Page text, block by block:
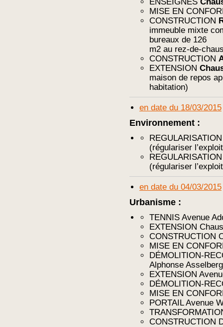
MISE EN
CONSTRUCTION
immeuble mixte
bureaux de 126
m2 au rez-de-
CONSTRUCTION
EXTENSION
maison de repos
habitation)
en date du 18/03/2015
Environnement :
(régulariser
(régulariser
en date du 04/03/2015
Urbanisme :
TENNIS Avenue
EXTENSION
CONSTRUCTION
MISE EN
DÉMOLITION-
Alphonse
EXTENSION
DÉMOLITION-
MISE EN
PORTAIL Avenue
CONSTRUCTION